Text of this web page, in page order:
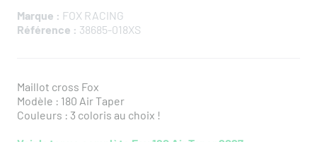
Marque : FOX RACING
Référence : 38685-018XS
Maillot cross Fox
Modèle : 180 Air Taper
Couleurs : 3 coloris au choix !